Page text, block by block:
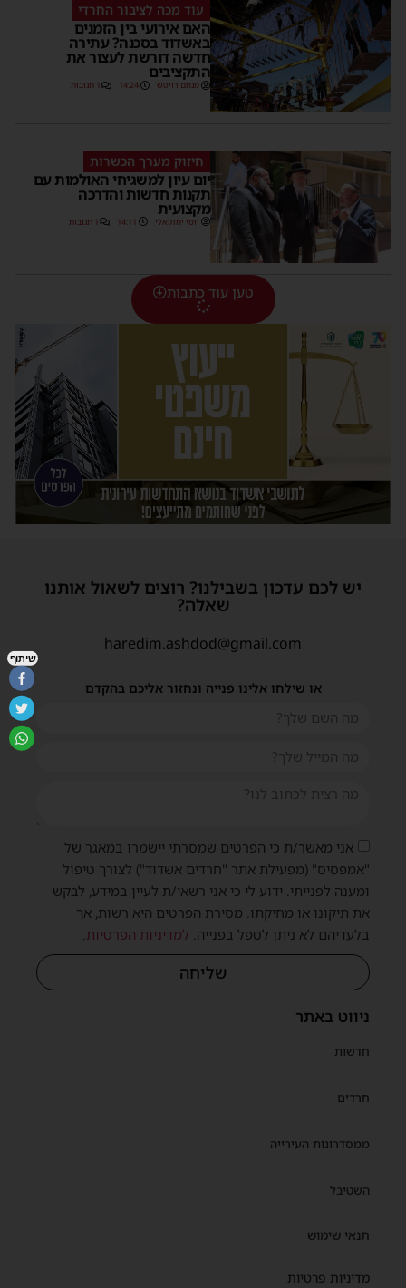
עוד מכה לציבור החרדי
האם אירועי בין הזמנים
באשדוד בסכנה? עתירה
חדשה דורשת לעצור את
התקציבים
מנחם דויטש 14:24 1 תגובות
חיזוק מערך הכשרות
יום עיון למשגיחי האולמות עם
תקנות חדשות והדרכה
מקצועית
יוסי יחזקאלי 14:11 1 תגובות
טען עוד כתבות
ניווט באתר
חדשות
חרדים
ממסדרונות העירייה
השטיבל
תנאי שימוש
מדיניות פרטיות
יש לכם עדכון בשבילנו? רוצים לשאול אותנו
שאלה?
haredim.ashdod@gmail.com
או שילחו אלינו פנייה ונחזור אליכם בהקדם
אני מאשר/ת כי הפרטים שמסרתי יישמרו במאגר של
"אמפסיס" (מפעילת אתר "חרדים אשדוד") לצורך טיפול
ומענה לפנייתי. ידוע לי כי אני רשאי/ת לעיין במידע, לבקש
את תיקונו או מחיקתו. מסירת הפרטים היא רשות, אך
בלעדיהם לא ניתן לטפל בפנייה. למדיניות הפרטיות.
שליחה
שיתוף